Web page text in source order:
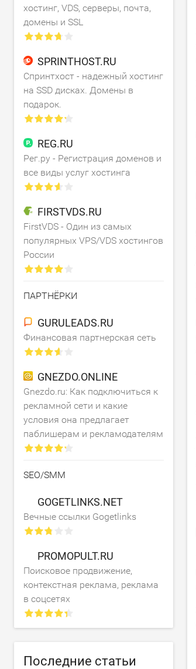
хостинг, VDS, серверы, почта,
домены и SSL
SPRINTHOST.RU
Спринтхост - надежный хостинг
на SSD дисках. Домены в
подарок.
REG.RU
Рег.ру - Регистрация доменов и
все виды услуг хостинга
FIRSTVDS.RU
FirstVDS - Один из самых
популярных VPS/VDS хостингов
России
ПАРТНЁРКИ
GURULEADS.RU
Финансовая партнерская сеть
GNEZDO.ONLINE
Gnezdo.ru: Как подключиться к
рекламной сети и какие
условия она предлагает
паблишерам и рекламодателям
SEO/SMM
GOGETLINKS.NET
Вечные ссылки Gogetlinks
PROMOPULT.RU
Поисковое продвижение,
контекстная реклама, реклама
в соцсетях
Последние статьи